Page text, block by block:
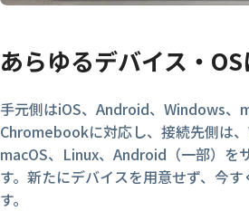
あらゆるデバイス・
手元側はiOS、Android、Windows、
Chromebookに対応し、接続先側は、
macOS、Linux、Android（一部）を
す。新たにデバイスを用意せず、今
す。